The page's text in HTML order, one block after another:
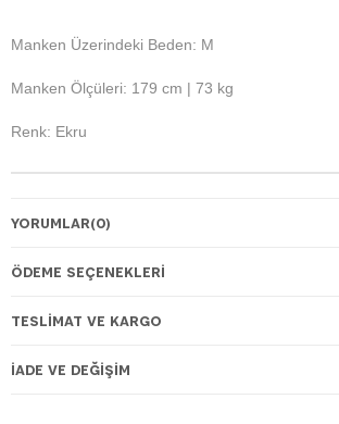
Manken Üzerindeki Beden: M
Manken Ölçüleri: 179 cm | 73 kg
Renk: Ekru
YORUMLAR(0)
ÖDEME SEÇENEKLERI
TESLIMAT VE KARGO
İADE VE DEĞIŞIM